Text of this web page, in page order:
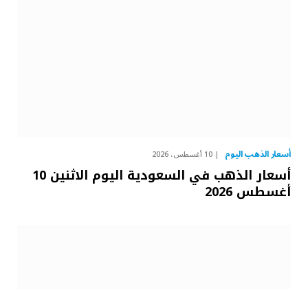
أسعار الذهب اليوم 10 أغسطس، 2026
أسعار الذهب في السعودية اليوم الاثنين 10
أغسطس 2026